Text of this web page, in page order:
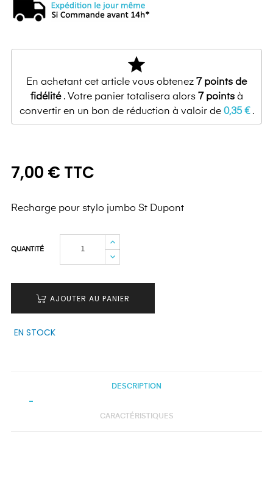
star
En achetant cet article vous obtenez 7 points de
fidélité. Votre panier totalisera alors 7pointsà
convertir en un bon de réduction à valoir de 0,35 €.
7,00 € TTC
Recharge pour stylo jumbo St Dupont
QUANTITÉ
AJOUTER AU PANIER
EN STOCK
DESCRIPTION
CARACTÉRISTIQUES